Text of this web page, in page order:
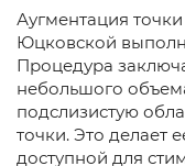
Аугментация
Юцковской
Процедура
небольшого
подслизистую
точки. Это делает
доступной для